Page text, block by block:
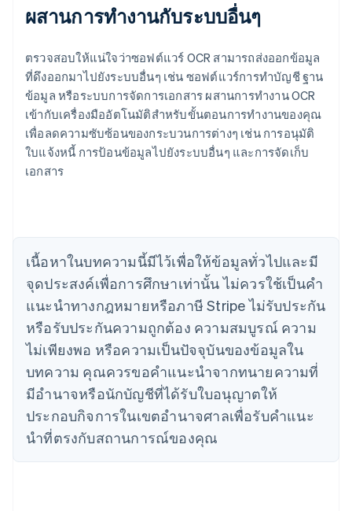
ผสานการทํางานกับระบบอื่นๆ
ตรวจสอบให้แน่ใจว่าซอฟต์แวร์ OCR สามารถส่งออกข้อมูล
ที่ดึงออกมาไปยังระบบอื่นๆ เช่น ซอฟต์แวร์การทําบัญชี ฐาน
ข้อมูล หรือระบบการจัดการเอกสาร ผสานการทํางาน OCR
เข้ากับเครื่องมืออัตโนมัติสําหรับขั้นตอนการทํางานของคุณ
เพื่อลดความซับซ้อนของกระบวนการต่างๆ เช่น การอนุมัติ
ใบแจ้งหนี้ การป้อนข้อมูลไปยังระบบอื่นๆ และการจัดเก็บ
เอกสาร
เนื้อหาในบทความนี้มีไว้เพื่อให้ข้อมูลทั่วไปและมี
จุดประสงค์เพื่อการศึกษาเท่านั้น ไม่ควรใช้เป็นคํา
แนะนําทางกฎหมายหรือภาษี Stripe ไม่รับประกัน
หรือรับประกันความถูกต้อง ความสมบูรณ์ ความ
ไม่เพียงพอ หรือความเป็นปัจจุบันของข้อมูลใน
บทความ คุณควรขอคําแนะนําจากทนายความที่
มีอํานาจหรือนักบัญชีที่ได้รับใบอนุญาตให้
ประกอบกิจการในเขตอํานาจศาลเพื่อรับคําแนะ
นําที่ตรงกับสถานการณ์ของคุณ
กรีซ
English
เขตบริหารพิเศษฮ่องกง ประเทศจีน
English
简体中文English
ไซปรัส
English
ญี่ปุ่น
日本語 English
เดนมาร์ก
English
ไทย
English
นอร์เวย์
English
นิวซีแลนด์
เนเธอร์แลนด์